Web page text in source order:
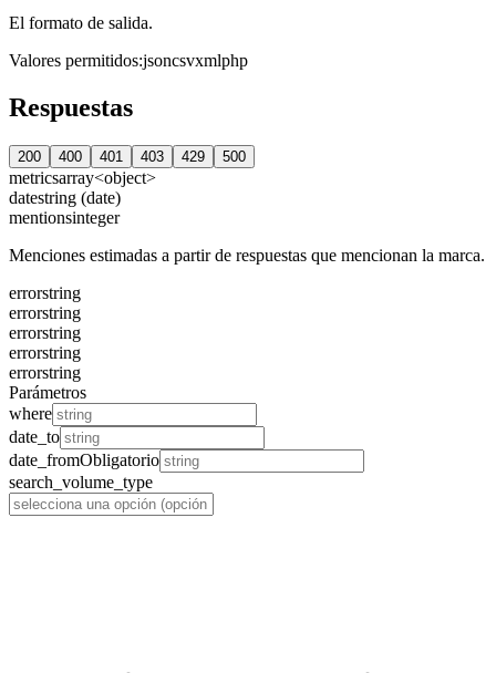
El formato de salida.
Valores permitidos:jsoncsvxmlphp
Respuestas
200 400 401 403 429 500
metricsarray<object>
datestring (date)
mentionsinteger
Menciones estimadas a partir de respuestas que mencionan la marca.
errorstring
errorstring
errorstring
errorstring
errorstring
Parámetros
where
date_to
date_fromObligatorio
search_volume_type